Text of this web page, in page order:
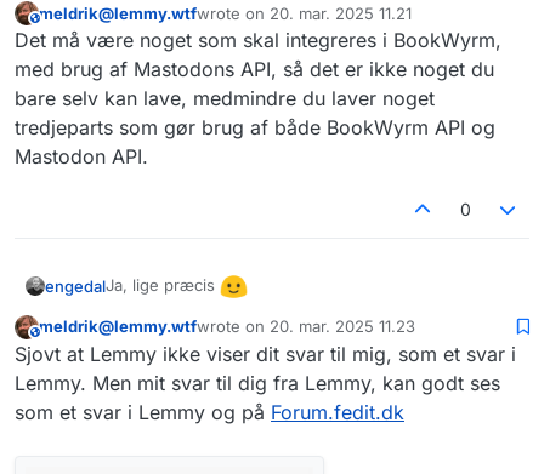
Ved du, hvordan man gør?
This user is from outside of this forum
meldrik@lemmy.wtfwrote on 20. mar. 2025 11.21
sidst redigeret af
Det må være noget som skal integreres i BookWyrm,
med brug af Mastodons API, så det er ikke noget du
bare selv kan lave, medmindre du laver noget
tredjeparts som gør brug af både BookWyrm API og
Mastodon API.
0
engedalJa, lige præcis
Ved du, hvordan man gør?
This user is from outside of this forum
meldrik@lemmy.wtfwrote on 20. mar. 2025 11.23
sidst redigeret af
Sjovt at Lemmy ikke viser dit svar til mig, som et svar i
Lemmy. Men mit svar til dig fra Lemmy, kan godt ses
som et svar i Lemmy og på Forum.fedit.dk